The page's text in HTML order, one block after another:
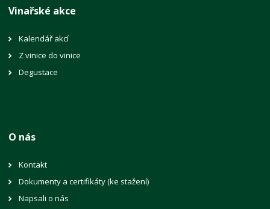
Vinařské akce
Kalendář akcí
Z vinice do vinice
Degustace
O nás
Kontakt
Dokumenty a certifikáty (ke stažení)
Napsali o nás